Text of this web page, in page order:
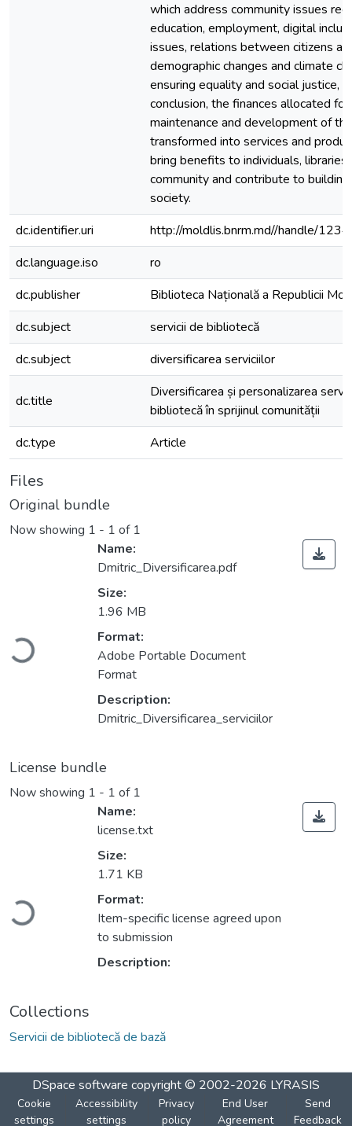
which address community issues
education, employment, digital
issues, relations between citizens
demographic changes and climate
ensuring equality and social justice,
conclusion, the finances allocated
maintenance and development of
transformed into services and
bring benefits to individuals,
community and contribute to
society.
dc.identifier.uri
http://moldlis.bnrm.md//handle/
dc.language.iso
ro
dc.publisher
Biblioteca Națională a Republicii
dc.subject
servicii de bibliotecă
dc.subject
diversificarea serviciilor
dc.title
Diversificarea și personalizarea
bibliotecă în sprijinul comunității
dc.type
Article
Files
Original bundle
Now showing 1 - 1 of 1
Loading...
Name:
Dmitric_Diversificarea.pdf
Size:
1.96 MB
Format:
Adobe Portable Document
Format
Description:
Dmitric_Diversificarea_serviciilor
License bundle
Now showing 1 - 1 of 1
Loading...
Name:
license.txt
Size:
1.71 KB
Format:
Item-specific license agreed upon
to submission
Description:
Collections
Servicii de bibliotecă de bază
DSpace software copyright © 2002-2026 LYRASIS
Cookie
settings
Accessibility
settings
Privacy
policy
End User
Agreement
Send
Feedback